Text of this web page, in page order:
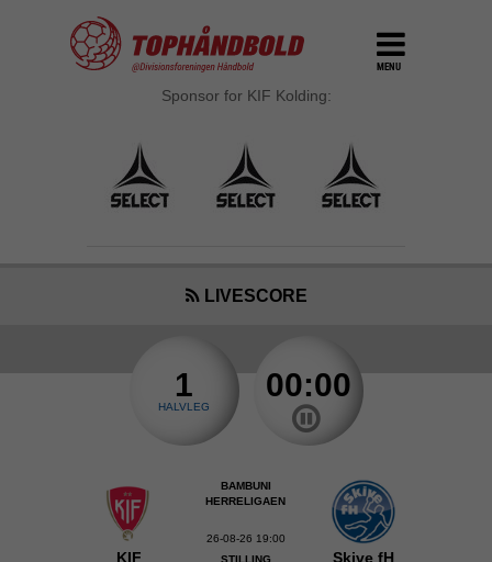
MENU
Sponsor for KIF Kolding:
LIVESCORE
1
HALVLEG
00:00
KIF
BAMBUNI
HERRELIGAEN
26-08-26 19:00
STILLING
Skive fH